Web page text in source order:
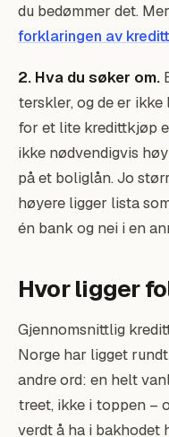
du bedømmer det.
forklaringen av
2. Hva du søker om.
terskler, og de er ikke
for et lite kredittkjøp
ikke nødvendigvis
på et boliglån. Jo
høyere ligger lista
én bank og nei i en
Hvor ligger
Gjennomsnittlig
Norge har ligget
andre ord: en helt
treet, ikke i toppen –
verdt å ha i bakhodet